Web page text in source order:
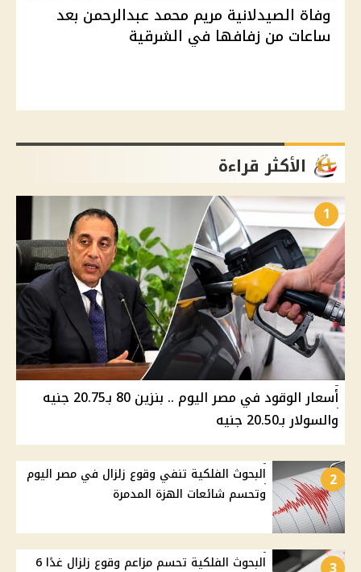
وفاة الصيدلانية مريم محمد عبدالرحمن بعد
ساعات من زفافها في الشرقية
الأكثر قراءة
1
أسعار الوقود في مصر اليوم .. بنزين 80 بـ20.75 جنيه
والسولار بـ20.50 جنيه
2
البحوث الفلكية تنفي وقوع زلزال في مصر اليوم
وتحسم شائعات الهزة المدمرة
البحوث الفلكية تحسم مزاعم وقوع زلزال غدًا 6